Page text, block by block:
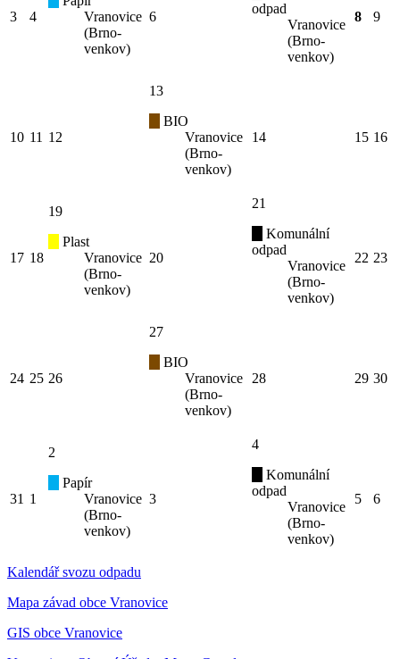
3 4
Vranovice
(Brno-
venkov)
6
odpad
Vranovice
(Brno-
venkov)
8 9
10 11 12
13
BIO
Vranovice
(Brno-
venkov)
14 15 16
17 18
19
Plast
Vranovice
(Brno-
venkov)
20
21
Komunální
odpad
Vranovice
(Brno-
venkov)
22 23
24 25 26
27
BIO
Vranovice
(Brno-
venkov)
28 29 30
31 1
2
Papír
Vranovice
(Brno-
venkov)
3
4
Komunální
odpad
Vranovice
(Brno-
venkov)
5 6
Kalendář svozu odpadu
Mapa závad obce Vranovice
GIS obce Vranovice